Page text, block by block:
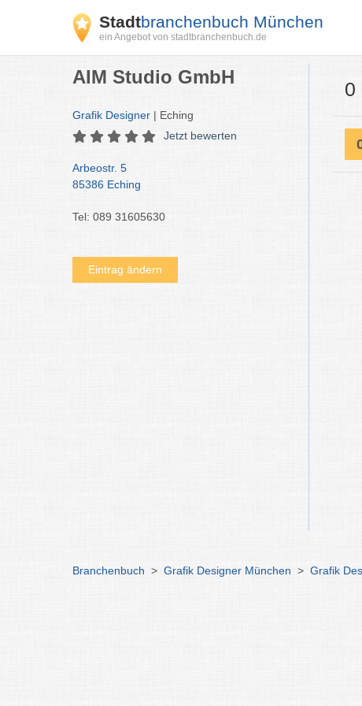
Stadtbranchenbuch München
ein Angebot von stadtbranchenbuch.de
AIM Studio GmbH
Grafik Designer | Eching
Jetzt bewerten
Arbeostr. 5
85386 Eching
Tel: 089 31605630
Eintrag ändern
0
Branchenbuch > Grafik Designer München > Grafik